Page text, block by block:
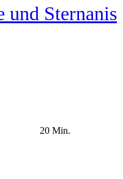
und Sternanis
20 Min.